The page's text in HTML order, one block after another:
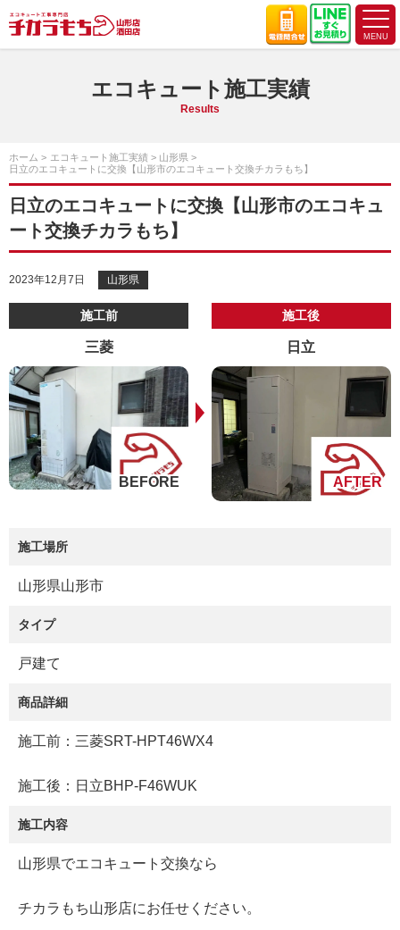
エコキュート施工実績
Results
ホーム エコキュート施工実績
山形県
日立のエコキュートに交換【山形市のエコキュート交換チカラもち】
日立のエコキュートに交換【山形市のエコキュ
ート交換チカラもち】
2023年12月7日 山形県
施工前
三菱
施工後
日立
施工場所
山形県山形市
タイプ
戸建て
商品詳細
施工前：三菱SRT-HPT46WX4
施工後：日立BHP-F46WUK
施工内容
山形県でエコキュート交換なら
チカラもち山形店にお任せください。